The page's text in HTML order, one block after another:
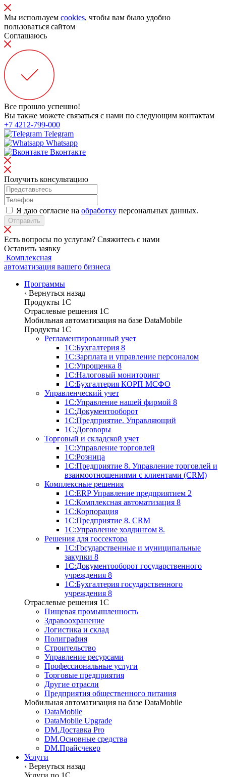
Мы используем cookies, чтобы вам было удобно
пользоваться сайтом
Соглашаюсь
Все прошло успешно!
Вы также можете связаться с нами по следующим контактам
+7 4212-799-000
Telegram
Whatsapp
Вконтакте
Получить консультацию
Я даю согласие на обработку персональных данных.
Отправить
Есть вопросы по услугам? Свяжитесь с нами
Оставить заявку
Комплексная
автоматизация вашего бизнеса
Программы
‹ Вернуться назад
Продукты 1С
Отраслевые решения 1C
Мобильная автоматизация на базе DataMobile
Продукты 1С
Регламентированный учет
1С:Бухгалтерия 8
1С:Зарплата и управление персоналом
1С:Упрощенка 8
1С:Налоговый мониторинг
1С:Бухгалтерия КОРП МСФО
Управленческий учет
1С:Управление нашей фирмой 8
1С:Документооборот
1С:Предприятие. Управляющий
1С:Договоры
Торговый и складской учет
1С:Управление торговлей
1С:Розница
1С:Предприятие 8. Управление торговлей и
взаимоотношениями с клиентами (CRM)
Комплексные решения
1С:ERP Управление предприятием 2
1С:Комплексная автоматизация 8
1С:Корпорация
1С:Предприятие 8. CRM
1С:Управление холдингом 8.
Решения для госсектора
1С:Государственные и муниципальные
закупки 8
1С:Документооборот государственного
учреждения 8
1С:Бухгалтерия государственного
учреждения 8
Отраслевые решения 1C
Пищевая промышленность
Здравоохранение
Логистика и склад
Полиграфия
Строительство
Управление ресурсами
Профессиональные услуги
Торговые предприятия
Другие отрасли
Предприятия общественного питания
Мобильная автоматизация на базе DataMobile
DataMobile
DataMobile Upgrade
DM.Доставка Pro
DM.Основные средства
DM.Прайсчекер
Услуги
‹ Вернуться назад
Услуги по 1С